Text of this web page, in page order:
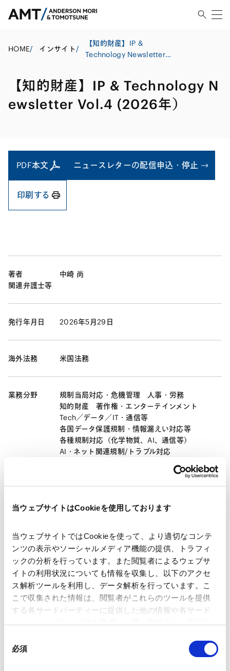
当ウェブサイトはCookieを使用しております
当ウェブサイトではCookieを使って、より適切なコンテ
ンツの表示やソーシャルメディア機能の提供、トラフィ
ックの分析を行っています。また閲覧者によるウェブサ
イトの利用状況についても情報を収集し、以下のアクセ
ス解析ツールを利用し、データ解析を行っています。こ
こで収集された情報は、閲覧者がこれらのツールを提供
する各サードパーティーに提供した他の情報や各サード
ことがあります。
必須
HOME/ インサイト/
【知的財産】IP &
Technology Newsletter
【知的財産】IP & Technology N
ewsletter Vol.4 (2026年）
PDF本文 ニュースレターの配信申込・停止
印刷する
著者
関連弁護士等
中崎 尚
発行年月日 2026年5月29日
海外法務 米国法務
業務分野 規制当局対応・危機管理
人事・労務
知的財産
著作権・エンターテインメント
Tech／データ／IT・通信等
各国データ保護規制・情報漏えい対応等
各種規制対応（化学物質、AI、通信等）
AI・ネット関連規制/トラブル対応
産業分野
情報産業・インターネット・セキュリティ
ニュースレター【知的財産】「IP & Technology
Newsletter Vol.4 (2026年）」が掲載されました。
米国の最新法制度動向（米国でも進むGrok（xAI社）規
Contents